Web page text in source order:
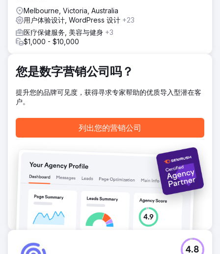
前往营销公司页面
Melbourne, Victoria, Australia
用户体验设计, WordPress 设计 +23
医疗保健服务, 美容与健身 +3
$1,000 - $10,000
您是数字营销公司吗？
提升您的品牌可见度，获得寻求专家帮助的优质导入型潜在客
户。
列出您的营销公司
4.8